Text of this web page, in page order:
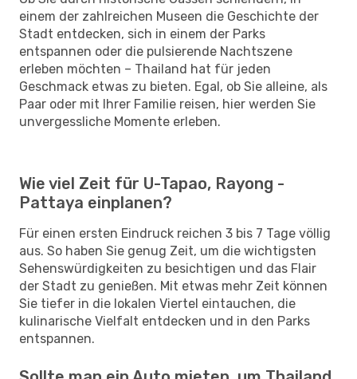
einem der zahlreichen Museen die Geschichte der
Stadt entdecken, sich in einem der Parks
entspannen oder die pulsierende Nachtszene
erleben möchten – Thailand hat für jeden
Geschmack etwas zu bieten. Egal, ob Sie alleine, als
Paar oder mit Ihrer Familie reisen, hier werden Sie
unvergessliche Momente erleben.
Wie viel Zeit für U-Tapao, Rayong -
Pattaya einplanen?
Für einen ersten Eindruck reichen 3 bis 7 Tage völlig
aus. So haben Sie genug Zeit, um die wichtigsten
Sehenswürdigkeiten zu besichtigen und das Flair
der Stadt zu genießen. Mit etwas mehr Zeit können
Sie tiefer in die lokalen Viertel eintauchen, die
kulinarische Vielfalt entdecken und in den Parks
entspannen.